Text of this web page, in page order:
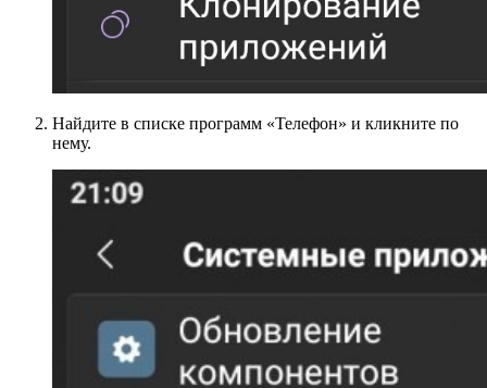
Найдите в списке программ «Телефон» и кликните по
нему.